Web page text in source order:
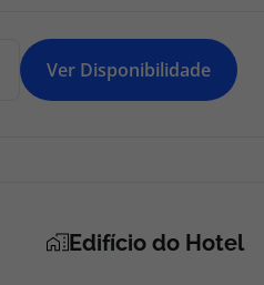
Ver Disponibilidade
Edifício do Hotel